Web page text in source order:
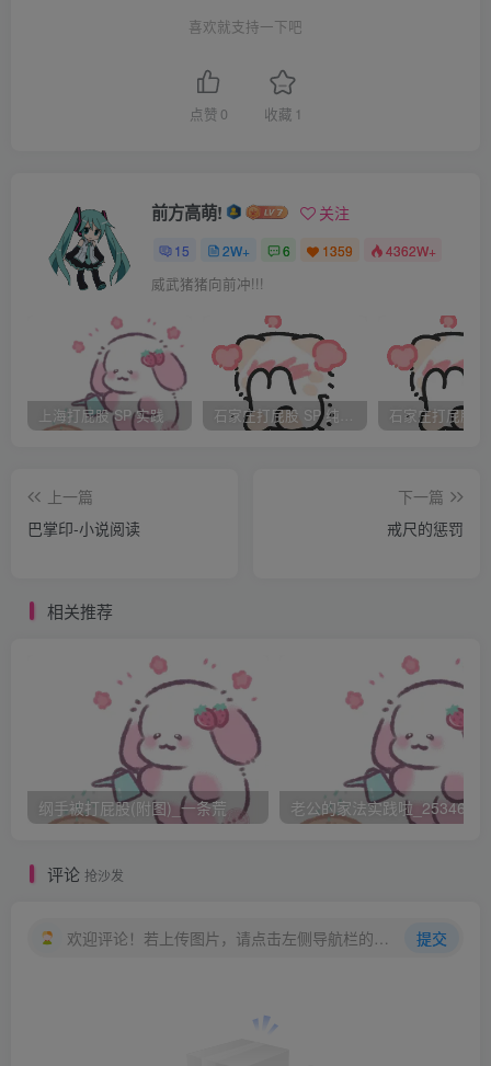
内，俯身将珍妃旗服的下摆掀起，里面穿着粉红色的亵衣和
绣花夹裤。接着将她腰间的亵衣下摆掀开，露出下面夹裤的
喊着：“李安达，奴婢不要脸面，皇上也要体面呀，饶了奴婢
吧！” $^l=#tV
李莲英故作姿态：“珍主子，别难为奴才了，这是大清的家
间，珍妃粉嫩浑圆的臀部全部裸露出来。珍妃不再求饶、哭
喊，在太监的众目睽睽之下裸露下体，使她感到万分羞辱，
紧闭双目，头低在刑凳上小声抽泣。 6R<%. -qr
啪”竹杖随着风声打在珍妃的臀上与皮肉相击发出响亮的声
音。一杖下来，粉嫩的皮肉上立即拱起一道紫红的杖痕，丰
孪，腰肢痛苦地扭动着，珍妃只觉得竹杖打在身上，如同针
时，发出了凄惨的呻吟。 ge` J>2
“三”、“四”，李莲英操着浓重的河北方言在一旁唱着数。随
着珍妃的呻吟一声比一声凄惨，她的臀部已经布满了杖痕，
整个屁股完全拱肿起来。珍妃在刑凳上痛苦地扭动着仅能动
弹的腰肢。因杖打的剧痛而扭曲的面颊上淌下泪水和豆大的
旁，看着在竹杖笞打下扭动着的珍妃，听着竹杖打在珍妃身
容。 vi2xonq^
微弱。只能听见“啪、啪”的杖打声。“三十、三十一”珍妃的臀
喜欢就支持一下吧
点赞 0 收藏 1
前方高萌! 关注
15 2W+ 6 1359 4362W+
威武猪猪向前冲!!!
上海打屁股 SP 实践 石家庄打屁股 SP 纯实践
上一篇
巴掌印-小说阅读
下一篇
戒尺的惩罚
相关推荐
纲手被打屁股(附图)_一条荒 老公的家法实践啦
评论 抢沙发
欢迎评论！若上传图片，请点击左侧导航栏的图床工具，获取图片链接。 提交